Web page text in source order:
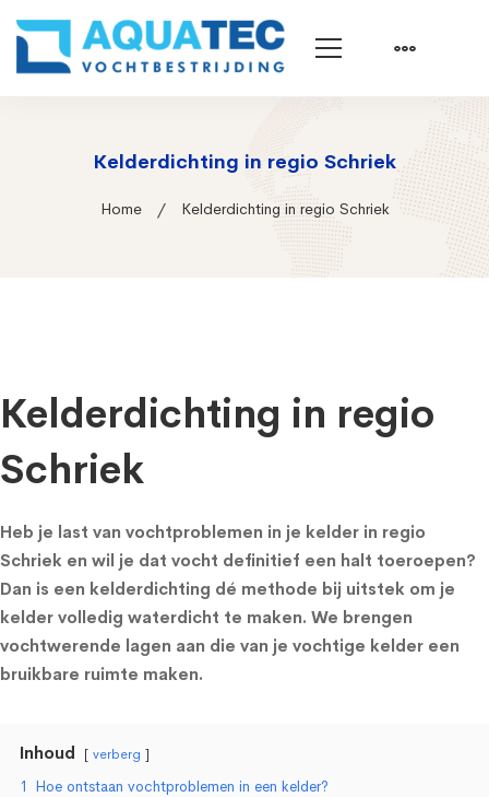
Kelderdichting in regio Schriek
Home Kelderdichting in regio Schriek
Kelderdichting in regio
Schriek
Heb je last van vochtproblemen in je kelder in regio
Schriek en wil je dat vocht definitief een halt toeroepen?
Dan is een kelderdichting dé methode bij uitstek om je
kelder volledig waterdicht te maken. We brengen
vochtwerende lagen aan die van je vochtige kelder een
bruikbare ruimte maken.
Inhoud verberg
1 Hoe ontstaan vochtproblemen in een kelder?